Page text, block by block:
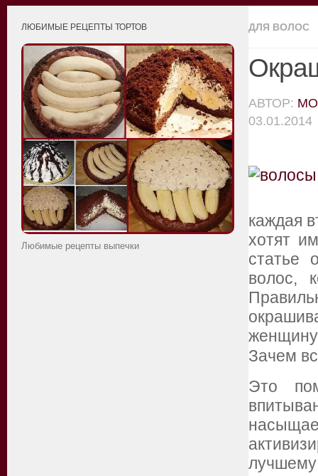
ДЛЯ ВОЛОС
АВТОР:
03.01.2014
каждая
хотят
статье
волос,
женщину
Зачем
Это
лучшему
ЛЮБИМЫЕ РЕЦЕПТЫ ТОРТОВ
Любимые рецепты выпечки